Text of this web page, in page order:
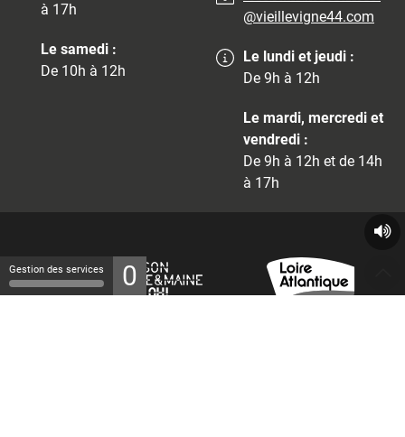
à 17h
Le samedi :
De 10h à 12h
@vieillevigne44.com
Le lundi et jeudi :
De 9h à 12h
Le mardi, mercredi et
vendredi :
De 9h à 12h et de 14h
à 17h
Gestion des services 0